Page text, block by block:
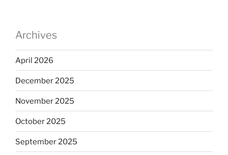
Archives
April 2026
December 2025
November 2025
October 2025
September 2025